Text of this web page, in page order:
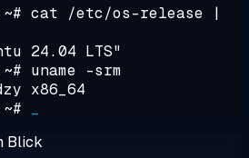
cat /etc/os-release |
24.04 LTS"
uname -srm
x86_64
Blick